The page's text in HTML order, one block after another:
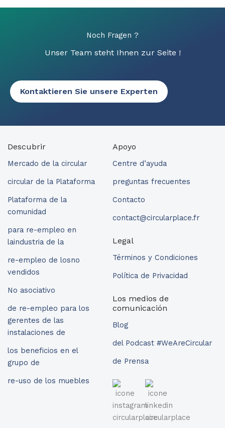
Noch Fragen ?
Unser Team steht Ihnen zur Seite !
Kontaktieren Sie unsere Experten
Descubrir
Mercado de la circular
circular de la Plataforma
Plataforma de la
comunidad
para re-empleo en
laindustria de la
re-empleo de losno
vendidos
No asociativo
de re-empleo para los
gerentes de las
instalaciones de
los beneficios en el
grupo de
re-uso de los muebles
Apoyo
Centre d’ayuda
preguntas frecuentes
Contacto
contact@circularplace.fr
Legal
Términos y Condiciones
Política de Privacidad
Los medios de
comunicación
Blog
del Podcast #WeAreCircular
de Prensa